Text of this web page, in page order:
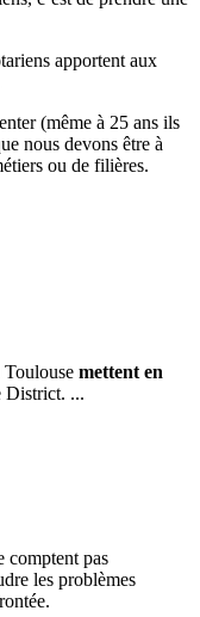
apportent aux
(même à 25 ans ils
nous devons être à
ou de filières.
Toulouse mettent en
District. ...
comptent pas
les problèmes